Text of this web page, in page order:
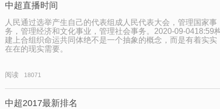
中超直播时间
人民通过选举产生自己的代表组成人民代表大会，管理国家事
务，管理经济和文化事业，管理社会事务。2020-09-0418:59
建上合组织命运共同体绝不是一个抽象的概念，而是有着实实
在在的现实需要。
阅读 18071
中超2017最新排名